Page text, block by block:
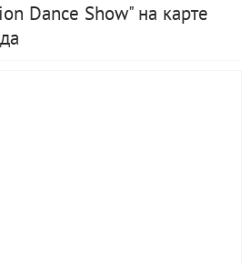
Dance Show" на карте